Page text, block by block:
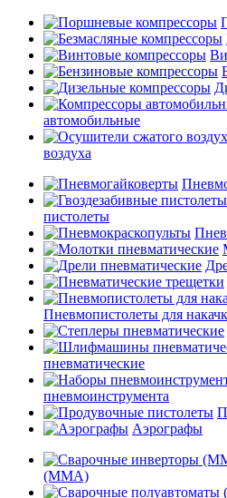
автомобильные
воздуха
пистолеты
Пневмопистолеты для
пневматические
пневмоинструмента
Аэрографы
(MMA)